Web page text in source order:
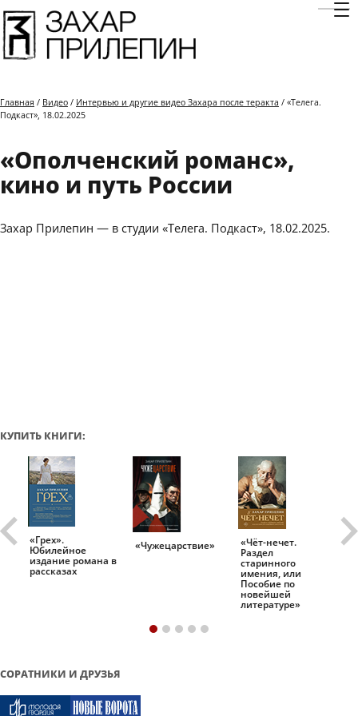
Главная / Видео / Интервью и другие видео Захара после теракта / «Телега.
Подкаст», 18.02.2025
«Ополченский романс»,
кино и путь России
Захар Прилепин — в студии «Телега. Подкаст», 18.02.2025.
КУПИТЬ КНИГИ:
«Грех».
Юбилейное
издание романа в
рассказах
«Чужецарствие» «Чёт-нечет.
Раздел
старинного
имения, или
Пособие по
новейшей
литературе»
СОРАТНИКИ И ДРУЗЬЯ